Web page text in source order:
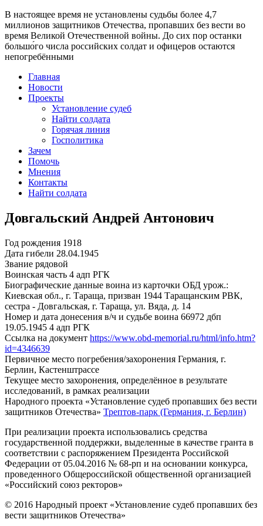
В настоящее время не установлены судьбы более 4,7
миллионов защитников Отечества, пропавших без вести во
время Великой Отечественной войны. До сих пор останки
большо́го числа российских солдат и офицеров остаются
непогребёнными
Главная
Новости
Проекты
Установление судеб
Найти солдата
Горячая линия
Госполитика
Зачем
Помочь
Мнения
Контакты
Найти солдата
Довгальский Андрей Антонович
Год рождения 1918
Дата гибели 28.04.1945
Звание рядовой
Воинская часть 4 адп РГК
Биографические данные воина из карточки ОБД урож.:
Киевская обл., г. Тараща, призван 1944 Таращанским РВК,
сестра - Довгальская, г. Тараща, ул. Вяда, д. 14
Номер и дата донесения в/ч и судьбе воина 66972 дбп
19.05.1945 4 адп РГК
Ссылка на документ https://www.obd-memorial.ru/html/info.htm?
id=4346639
Первичное место погребения/захоронения Германия, г.
Берлин, Кастенштрассе
Текущее место захоронения, определённое в результате
исследований, в рамках реализации
Народного проекта «Установление судеб пропавших без вести
защитников Отечества» Трептов-парк (Германия, г. Берлин)
При реализации проекта использовались средства
государственной поддержки, выделенные в качестве гранта в
соответствии с распоряжением Президента Российской
Федерации от 05.04.2016 № 68-рп и на основании конкурса,
проведенного Общероссийской общественной организацией
«Российский союз ректоров»
© 2016 Народный проект «Установление судеб пропавших без
вести защитников Отечества»